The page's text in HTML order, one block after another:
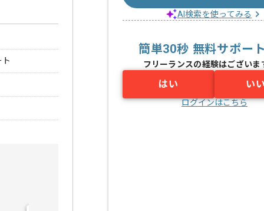
AI検索を使ってみる
簡単30秒 無料サポー
フリーランスの経験はございま
はい い
ログインはこちら